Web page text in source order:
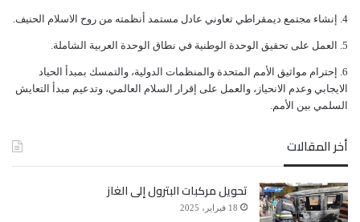
ﺇﻧﺸﺎﺀ ﻣﺠﺘﻤﻊ ﺩﻳﻤﻘﺮﺍﻃﻲ ﺗﻌﺎﻭﻧﻲ ﻋﺎﺩﻝ ﻣﺴﺘﻤﺪ ﺃﻧﻈﻤﺘﻪ ﻣﻦ ﺭﻭﺡ ﺍﻻﺳﻼﻡ ﺍﻟﺤﻨﻴﻒ.
ﺍﻟﻌﻤﻞ ﻋﻠﻰ ﺗﺤﻘﻴﻖ ﺍﻟﻮﺣﺪﺓ ﺍﻟﻮﻃﻨﻴﺔ ﻓﻲ ﻧﻄﺎﻕ ﺍﻟﻮﺣﺪﺓ ﺍﻟﻌﺮﺑﻴﺔ ﺍﻟﺸﺎﻣﻠﺔ.
ﺇﺣﺘﺮﺍﻡ ﻣﻮﺍﺛﻴﻖ الأﻣﻢ ﺍﻟﻤﺘﺤﺪﺓ ﻭﺍﻟﻤﻨﻈﻤﺎﺕ ﺍﻟﺪﻭﻟﻴﺔ، ﻭﺍﻟﺘﻤﺴﻚ ﺑﻤﺒﺪﺃ ﺍﻟﺤﻴﺎﺩ
ﺍﻻﻳﺠﺎﺑﻲ ﻭﻋﺪﻡ ﺍﻻﻧﺤﻴﺎﺯ، ﻭﺍﻟﻌﻤﻞ ﻋﻠﻰ ﺇﻗﺮﺍﺭ ﺍﻟﺴﻼﻡ ﺍﻟﻌﺎﻟﻤﻲ، ﻭﺗﺪﻋﻴﻢ ﻣﺒﺪﺃ ﺍﻟﺘﻌﺎﻳﺶ
ﺍﻟﺴﻠﻤﻲ ﺑﻴﻦ ﺍﻷﻣﻢ.
أخر المقالات
تحويل مركبات البترول إلى الغاز
18 فبراير، 2025